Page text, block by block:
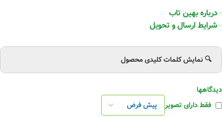
درباره بهین تاب
شرایط ارسال و تحویل
🔍 نمایش کلمات کلیدی محصول
دیدگاهها
فقط دارای تصویر